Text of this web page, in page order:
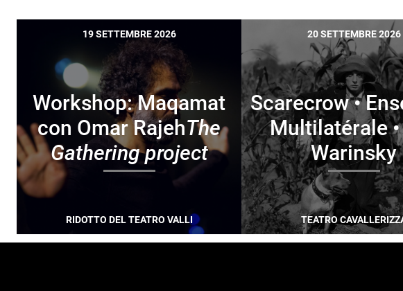
19 SETTEMBRE 2026
Workshop: Maqamat
con Omar RajehThe
Gathering project
RIDOTTO DEL TEATRO VALLI
20 SETTEMBRE 2026
Scarecrow •
Multilatérale
Warinsky
TEATRO